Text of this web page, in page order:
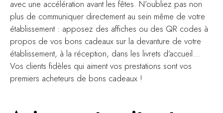
avec une accélération avant les fêtes. N’oubliez pas non
plus de communiquer directement au sein même de votre
établissement : apposez des affiches ou des QR codes à
propos de vos bons cadeaux sur la devanture de votre
établissement, à la réception, dans les livrets d’accueil…
Vos clients fidèles qui aiment vos prestations sont vos
premiers acheteurs de bons cadeaux !